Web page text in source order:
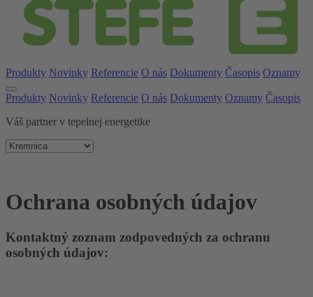
Produkty Novinky Referencie O nás Dokumenty Časopis Oznamy
Produkty Novinky Referencie O nás Dokumenty Oznamy Časopis
Váš partner v tepelnej energetike
Ochrana osobných údajov
Kontaktný zoznam zodpovedných za ochranu
osobných údajov: